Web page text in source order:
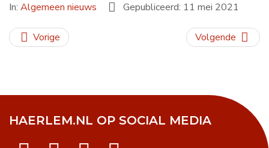
In: Algemeen nieuws Gepubliceerd: 11 mei 2021
Vorige Volgende
HAERLEM.NL OP SOCIAL MEDIA